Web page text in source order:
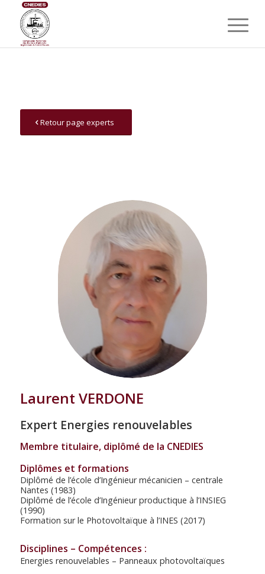
Retour page experts
Laurent VERDONE
Expert Energies renouvelables
Membre titulaire, diplômé de la CNEDIES
Diplômes et formations
Diplômé de l’école d’Ingénieur mécanicien – centrale
Nantes (1983)
Diplômé de l’école d’Ingénieur productique à l’INSIEG
(1990)
Formation sur le Photovoltaïque à l’INES (2017)
Disciplines – Compétences :
Energies renouvelables – Panneaux photovoltaïques